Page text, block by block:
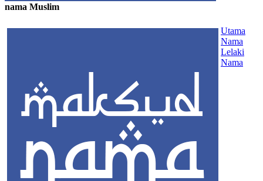
nama Muslim
Utama
Nama
Lelaki
Nama